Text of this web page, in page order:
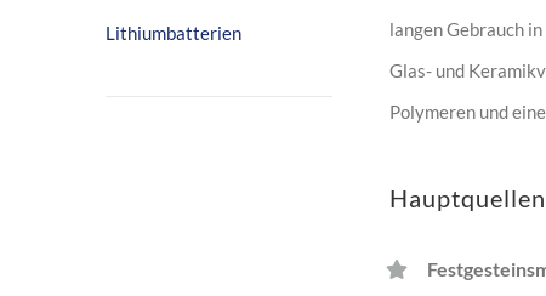
Lithiumbatterien
langen Gebrauch
Glas- und
Polymeren und